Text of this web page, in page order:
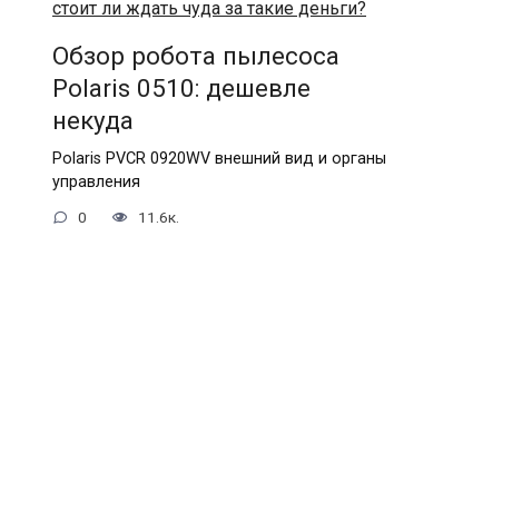
Обзор робота пылесоса
Polaris 0510: дешевле
некуда
Polaris PVCR 0920WV внешний вид и органы
управления
0 11.6к.